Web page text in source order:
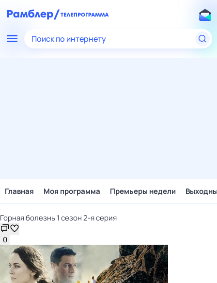
Поиск по интернету
Главная Моя программа Премьеры недели
Горная болезнь 1 сезон 2-я серия
0